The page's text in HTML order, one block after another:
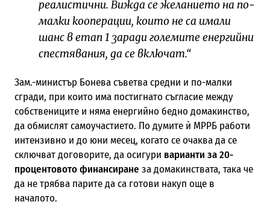
реалистични. Вижда се желанието на по-
малки кооперации, които не са имали
шанс в етап 1 заради големите енергийни
спестявания, да се включат.“
Зам.-министър Бонева съветва средни и по-малки
сгради, при които има постигнато съгласие между
собствениците и няма енергийно бедно домакинство,
да обмислят самоучастието. По думите ѝ МРРБ работи
интензивно и до юни месец, когато се очаква да се
сключват договорите, да осигури варианти за 20-
процентовото финансиране за домакинствата, така че
да не трябва парите да са готови накуп още в
началото.